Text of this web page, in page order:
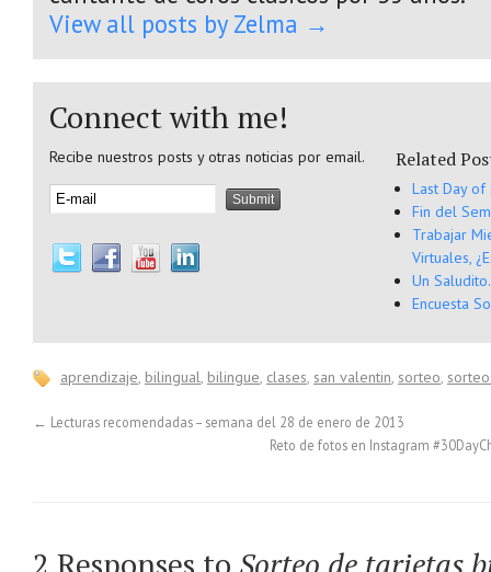
View all posts by Zelma →
Connect with me!
Recibe nuestros posts y otras noticias por email. Related
Last Day of
Fin del
Trabajar
Virtuales,
Un
Encuesta
aprendizaje, bilingual, bilingue, clases, san valentin, sorteo,
← Lecturas recomendadas – semana del 28 de enero de 2013
Reto de fotos en Instagram